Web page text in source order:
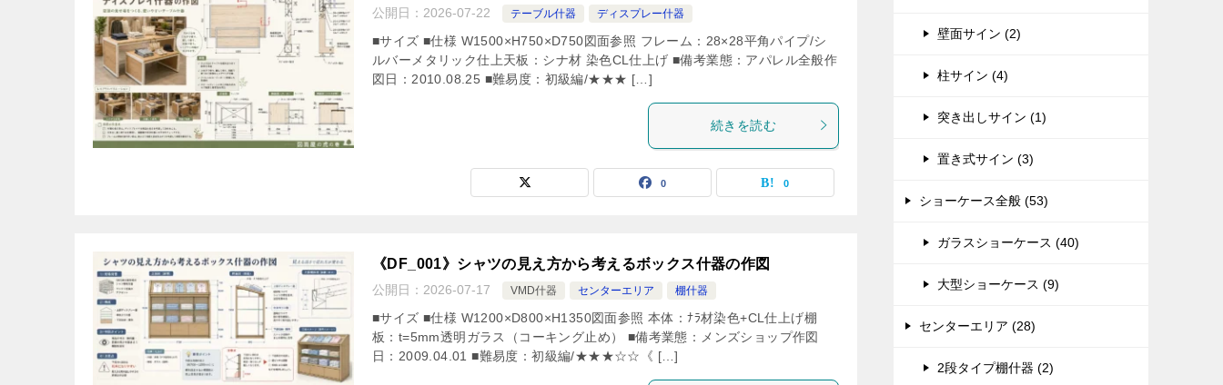
公開日： 2026-07-22 テーブル什器 ディスプレー什器
■サイズ ■仕様 W1500×H750×D750図面参照 フレーム：28×28平角パイプ/シ
ルバーメタリック仕上天板：シナ材 染色CL仕上げ ■備考業態：アパレル全般作
図日：2010.08.25 ■難易度：初級編/★★★ […]
続きを読む
0 0
《DF_001》シャツの見え方から考えるボックス什器の作図
公開日： 2026-07-17 VMD什器 センターエリア 棚什器
■サイズ ■仕様 W1200×D800×H1350図面参照 本体：ﾅﾗ材染色+CL仕上げ棚
板：t=5mm透明ガラス（コーキング止め） ■備考業態：メンズショップ作図
日：2009.04.01 ■難易度：初級編/★★★☆☆《 […]
壁面サイン (2)
柱サイン (4)
突き出しサイン (1)
置き式サイン (3)
ショーケース全般 (53)
ガラスショーケース (40)
大型ショーケース (9)
センターエリア (28)
2段タイプ棚什器 (2)